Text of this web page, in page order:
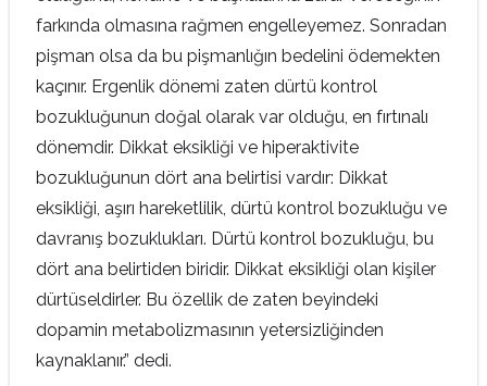
farkında olmasına rağmen engelleyemez. Sonradan
pişman olsa da bu pişmanlığın bedelini ödemekten
kaçınır. Ergenlik dönemi zaten dürtü kontrol
bozukluğunun doğal olarak var olduğu, en fırtınalı
dönemdir. Dikkat eksikliği ve hiperaktivite
bozukluğunun dört ana belirtisi vardır: Dikkat
eksikliği, aşırı hareketlilik, dürtü kontrol bozukluğu ve
davranış bozuklukları. Dürtü kontrol bozukluğu, bu
dört ana belirtiden biridir. Dikkat eksikliği olan kişiler
dürtüseldirler. Bu özellik de zaten beyindeki
dopamin metabolizmasının yetersizliğinden
kaynaklanır.” dedi.